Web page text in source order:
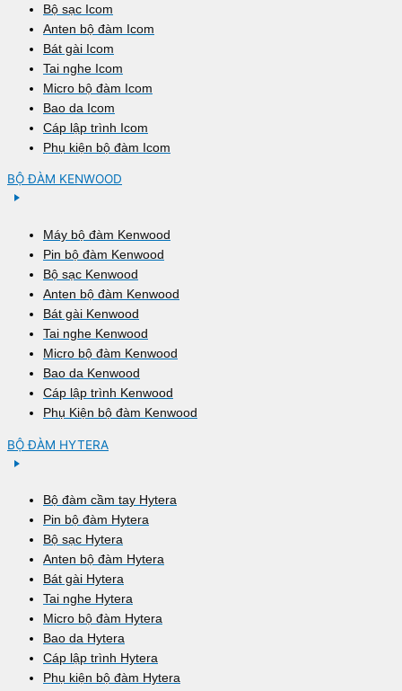
Bộ sạc Icom
Anten bộ đàm Icom
Bát gài Icom
Tai nghe Icom
Micro bộ đàm Icom
Bao da Icom
Cáp lập trình Icom
Phụ kiện bộ đàm Icom
BỘ ĐÀM KENWOOD
Máy bộ đàm Kenwood
Pin bộ đàm Kenwood
Bộ sạc Kenwood
Anten bộ đàm Kenwood
Bát gài Kenwood
Tai nghe Kenwood
Micro bộ đàm Kenwood
Bao da Kenwood
Cáp lập trình Kenwood
Phụ Kiện bộ đàm Kenwood
BỘ ĐÀM HYTERA
Bộ đàm cầm tay Hytera
Pin bộ đàm Hytera
Bộ sạc Hytera
Anten bộ đàm Hytera
Bát gài Hytera
Tai nghe Hytera
Micro bộ đàm Hytera
Bao da Hytera
Cáp lập trình Hytera
Phụ kiện bộ đàm Hytera